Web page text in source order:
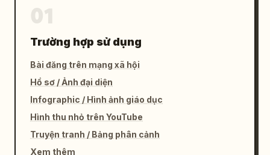
Trường hợp sử dụng
Bài đăng trên mạng xã hội
Hồ sơ / Ảnh đại diện
Infographic / Hình ảnh giáo dục
Hình thu nhỏ trên YouTube
Truyện tranh / Bảng phân cảnh
Xem thêm